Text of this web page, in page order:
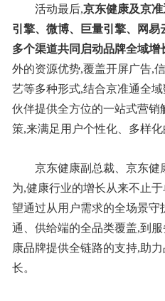
活动最后,京东健康及京
引擎、微博、巨量引擎、网
多个渠道共同启动品牌全域增
外的资源优势,覆盖开屏广告,
艺等多种形式,结合京准通全
伙伴提供全方位的一站式营销
策,来满足用户个性化、多样化
京东健康副总裁、京东健
为,健康行业的增长从来不止
望通过从用户需求的全场景
通、供给端的全品类覆盖,到
康品牌提供全链路的支持,助
长。